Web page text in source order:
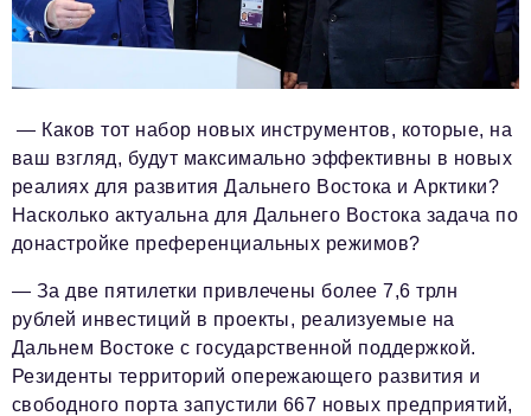
— Каков тот набор новых инструментов, которые, на
ваш взгляд, будут максимально эффективны в новых
реалиях для развития Дальнего Востока и Арктики?
Насколько актуальна для Дальнего Востока задача по
донастройке преференциальных режимов?
— За две пятилетки привлечены более 7,6 трлн
рублей инвестиций в проекты, реализуемые на
Дальнем Востоке с государственной поддержкой.
Резиденты территорий опережающего развития и
свободного порта запустили 667 новых предприятий,